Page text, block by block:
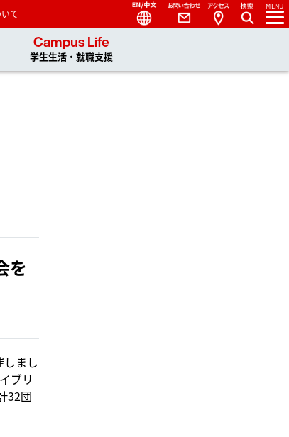
Unlimited
て
Campus Life
学生生活・就職支援
MENU
Access
Contact
Language
を
まし
ブリ
32団